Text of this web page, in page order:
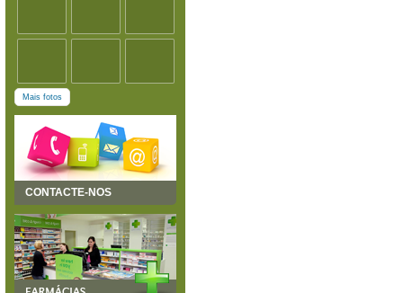
Mais fotos
CONTACTE-NOS